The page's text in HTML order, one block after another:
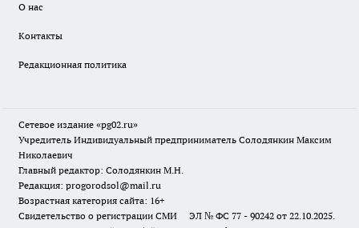
О нас
Контакты
Редакционная политика
Сетевое издание «pg02.ru»
Учредитель Индивидуальный предприниматель Солодянкин Максим
Николаевич
Главный редактор: Солодянкин М.Н.
Редакция: progorodsol@mail.ru
Возрастная категория сайта: 16+
Свидетельство о регистрации СМИ ЭЛ № ФС 77 - 90242 от 22.10.2025.